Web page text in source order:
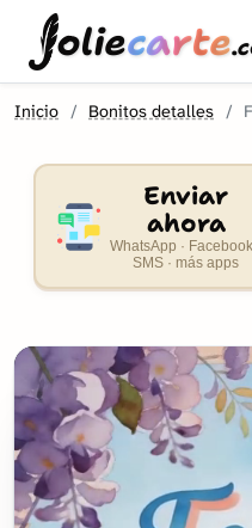
oliecarte
Inicio Bonitos detalles
Enviar
ahora
WhatsApp · Facebook
SMS · más apps